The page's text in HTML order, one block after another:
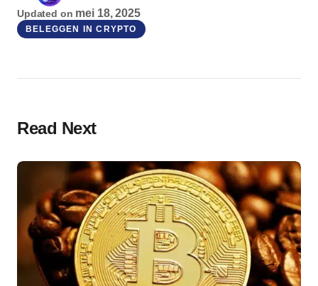
Updated on mei 18, 2025
BELEGGEN IN CRYPTO
Read Next